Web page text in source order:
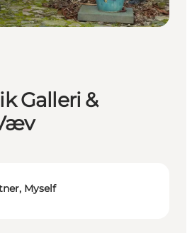
Galleri &
Myself